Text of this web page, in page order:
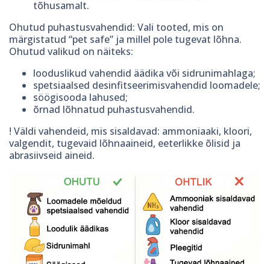
tõhusamalt.
Ohutud puhastusvahendid: Vali tooted, mis on
märgistatud “pet safe” ja millel pole tugevat lõhna.
Ohutud valikud on näiteks:
looduslikud vahendid äädika või sidrunimahlaga;
spetsiaalsed desinfitseerimisvahendid loomadele;
söögisooda lahused;
õrnad lõhnatud puhastusvahendid.
! Väldi vahendeid, mis sisaldavad: ammoniaaki, kloori,
valgendit, tugevaid lõhnaaineid, eeterlikke õlisid ja
abrasiivseid aineid.